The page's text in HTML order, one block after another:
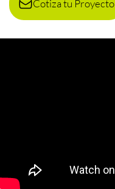
Cotiza tu Proyecto